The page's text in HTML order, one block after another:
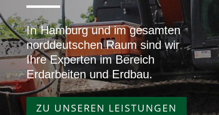
InHamburg und im gesamten
norddeutschen Raum sind wir
Ihre Experten im Bereich
Erdarbeiten und Erdbau.
ZU UNSEREN LEISTUNGEN